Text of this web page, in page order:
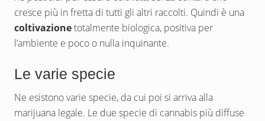
cresce più in fretta di tutti gli altri raccolti. Quindi è una
coltivazionetotalmente biologica, positiva per
l’ambiente e poco o nulla inquinante.
Le varie specie
Ne esistono varie specie, da cui poi si arriva alla
marijuana legale. Le due specie di cannabis più diffuse